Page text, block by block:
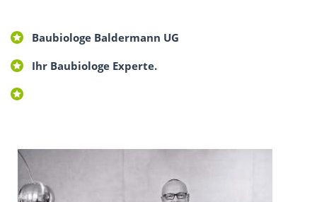
Baubiologe Baldermann UG
Ihr Baubiologe Experte.